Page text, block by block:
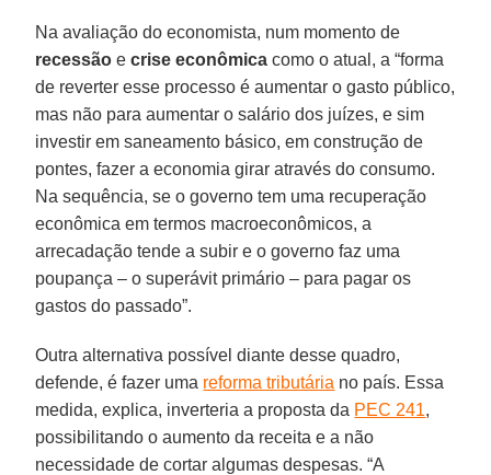
Na avaliação do economista, num momento de
recessão e crise econômica como o atual, a “forma
de reverter esse processo é aumentar o gasto público,
mas não para aumentar o salário dos juízes, e sim
investir em saneamento básico, em construção de
pontes, fazer a economia girar através do consumo.
Na sequência, se o governo tem uma recuperação
econômica em termos macroeconômicos, a
arrecadação tende a subir e o governo faz uma
poupança – o superávit primário – para pagar os
gastos do passado”.
Outra alternativa possível diante desse quadro,
defende, é fazer uma reforma tributária no país. Essa
medida, explica, inverteria a proposta da PEC 241,
possibilitando o aumento da receita e a não
necessidade de cortar algumas despesas. “A